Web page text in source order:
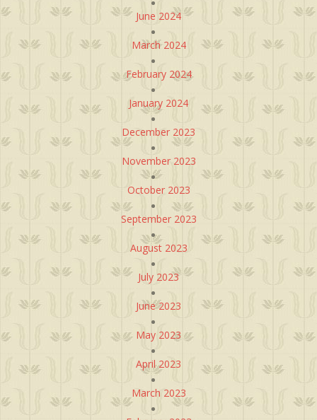
June 2024
March 2024
February 2024
January 2024
December 2023
November 2023
October 2023
September 2023
August 2023
July 2023
June 2023
May 2023
April 2023
March 2023